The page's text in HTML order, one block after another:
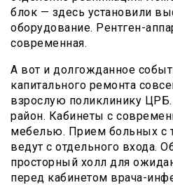
блок — здесь установили
оборудование. Рентген-
современная.
А вот и долгожданное
капитального ремонта
взрослую поликлинику
район. Кабинеты с
мебелью. Прием больных с
ведут с отдельного входа.
просторный холл для
перед кабинетом врача-